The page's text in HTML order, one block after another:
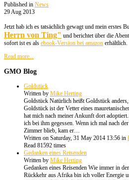
Published in News
29 Aug 2013
Jetzt hab ich es tatsächlich gewagt und mein erstes
Herrn von Ting" und berichtet über die
sofort ist es als ebook-Version bei amazon erhältlich.
Read more...
GMO Blog
Goldstück
Written by Mike Herting
Goldstück Natürlich heißt Goldstück
Goldstück ist der Vetter eines
hat mich nach meiner Ankunft dort
ich bei ihm gegessen. Wenn ich mal nach
Zimmer blieb, kam er…
Written on Saturday, 31 May 2014 13:56 in
Read 81592 times
Gedanken eines Reisenden
Written by Mike Herting
Gedanken eines Reisenden Wie immer in
Rückkehr aus Afrika bin ich voller Energie